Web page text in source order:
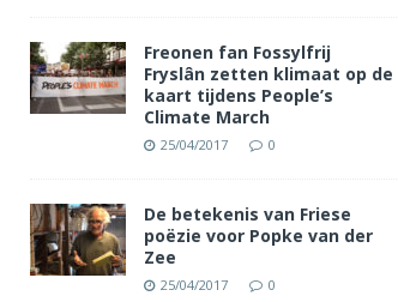
Freonen fan Fossylfrij
Fryslân zetten klimaat op de
kaart tijdens People’s
Climate March
25/04/2017 0
De betekenis van Friese
poëzie voor Popke van der
Zee
25/04/2017 0